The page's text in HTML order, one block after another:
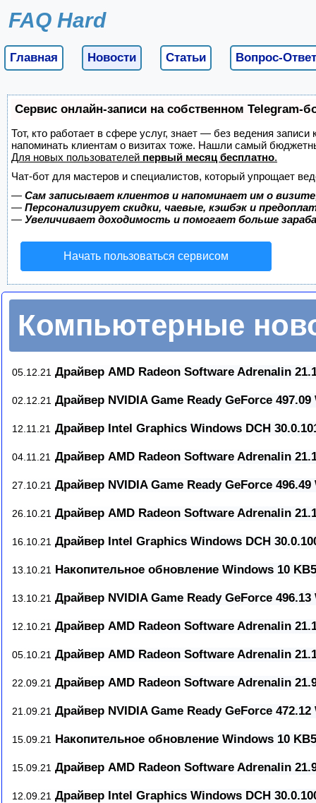
FAQ Hard
Главная Новости Статьи Вопрос-Ответ
Сервис онлайн-записи на собственном Telegram-
Тот, кто работает в сфере услуг, знает — без ведения
напоминать клиентам о визитах тоже. Нашли самый
Для новых пользователей первый месяц бесплатно.
Чат-бот для мастеров и специалистов, который упрощает
— Сам записывает клиентов и напоминает им о
— Персонализирует скидки, чаевые, кэшбэк и
— Увеличивает доходимость и помогает больше
Начать пользоваться сервисом
Компьютерные
05.12.21 Драйвер AMD Radeon Software Adrenalin
02.12.21 Драйвер NVIDIA Game Ready GeForce 497.09
12.11.21 Драйвер Intel Graphics Windows DCH
04.11.21 Драйвер AMD Radeon Software Adrenalin
27.10.21 Драйвер NVIDIA Game Ready GeForce 496.49
26.10.21 Драйвер AMD Radeon Software Adrenalin
16.10.21 Драйвер Intel Graphics Windows DCH
13.10.21 Накопительное обновление Windows 10
13.10.21 Драйвер NVIDIA Game Ready GeForce 496.13
12.10.21 Драйвер AMD Radeon Software Adrenalin
05.10.21 Драйвер AMD Radeon Software Adrenalin
22.09.21 Драйвер AMD Radeon Software Adrenalin
21.09.21 Драйвер NVIDIA Game Ready GeForce 472.12
15.09.21 Накопительное обновление Windows 10
15.09.21 Драйвер AMD Radeon Software Adrenalin
12.09.21 Драйвер Intel Graphics Windows DCH